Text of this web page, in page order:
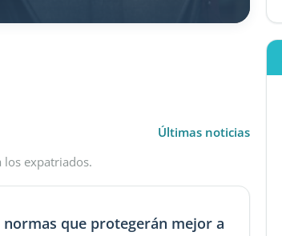
Últimas noticias
los expatriados.
normas que protegerán mejor a